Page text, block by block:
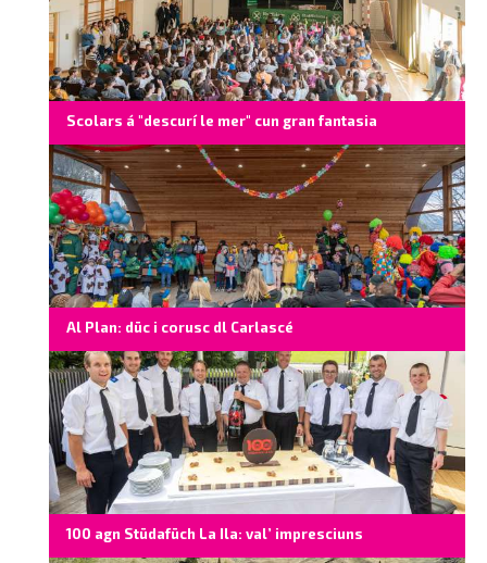
Scolars á "descurí le mer" cun gran fantasia
Al Plan: düc i corusc dl Carlascé
100 agn Stüdafüch La Ila: val’ impresciuns